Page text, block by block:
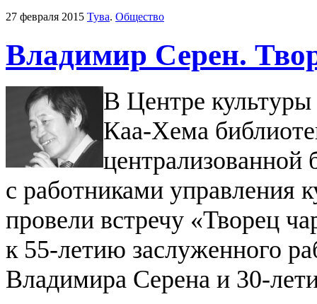
27 февраля 2015 Тува. Общество
Владимир Серен.
В Центре
Каа-Хема
централизованной
с работниками управления
провели встречу «Творец
к 55-летию заслуженного
Владимира Серена и 30-